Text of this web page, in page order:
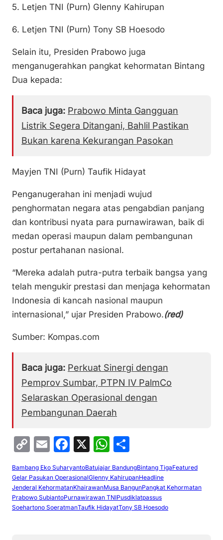
5. Letjen TNI (Purn) Glenny Kahirupan
6. Letjen TNI (Purn) Tony SB Hoesodo
Selain itu, Presiden Prabowo juga
menganugerahkan pangkat kehormatan Bintang
Dua kepada:
Baca juga: Prabowo Minta Gangguan
Listrik Segera Ditangani, Bahlil Pastikan
Bukan karena Kekurangan Pasokan
Mayjen TNI (Purn) Taufik Hidayat
Penganugerahan ini menjadi wujud
penghormatan negara atas pengabdian panjang
dan kontribusi nyata para purnawirawan, baik di
medan operasi maupun dalam pembangunan
postur pertahanan nasional.
“Mereka adalah putra-putra terbaik bangsa yang
telah mengukir prestasi dan menjaga kehormatan
Indonesia di kancah nasional maupun
internasional,” ujar Presiden Prabowo.(red)
Sumber: Kompas.com
Baca juga: Perkuat Sinergi dengan
Pemprov Sumbar, PTPN IV PalmCo
Selaraskan Operasional dengan
Pembangunan Daerah
C
p
y
Li
E
m
ai
l
F
c
e
b
X
W
h
at
s
A
h
ar
e
Bambang Eko SuharyantoBatujajar BandungBintang TigaFeatured
Gelar Pasukan OperasionalGlenny KahirupanHeadline
Jenderal KehormatanKhairawanMusa BangunPangkat Kehormatan
Prabowo SubiantoPurnawirawan TNIPusdiklatpassus
Soehartono SoeratmanTaufik HidayatTony SB Hoesodo